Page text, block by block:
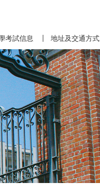
考試信息 地址及交通方式